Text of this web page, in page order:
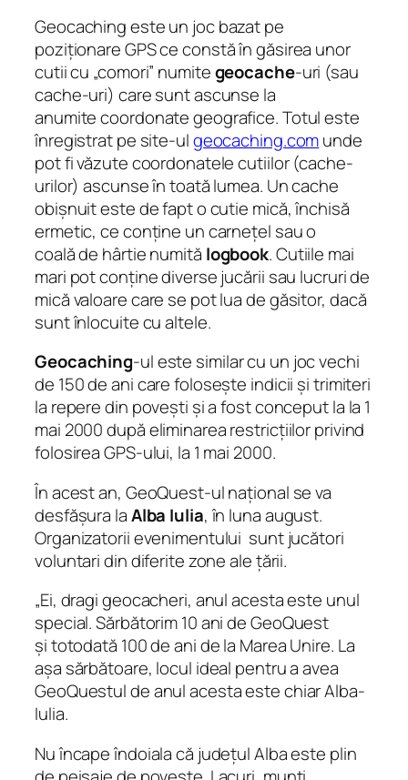
Geocaching este un joc bazat pe
poziționare GPS ce constă în găsirea unor
cutii cu „comori” numitegeocache-uri (sau
cache-uri) care sunt ascunse la
anumite coordonate geografice. Totul este
înregistrat pe site-ulgeocaching.comunde
pot fi văzute coordonatele cutiilor (cache-
urilor) ascunse în toată lumea. Un cache
obișnuit este de fapt o cutie mică, închisă
ermetic, ce conține un carnețel sau o
coală de hârtie numită logbook. Cutiile mai
mari pot conține diverse jucării sau lucruri de
mică valoare care se pot lua de găsitor, dacă
sunt înlocuite cu altele.
Geocaching-ul este similar cu un joc vechi
de 150 de ani care folosește indicii și trimiteri
la repere din povești și a fost conceput la la 1
mai 2000 după eliminarea restricțiilor privind
folosirea GPS-ului, la 1 mai 2000.
În acest an, GeoQuest-ul național se va
desfășura laAlba Iulia, în luna august.
Organizatorii evenimentului sunt jucători
voluntari din diferite zone ale țării.
„Ei, dragi geocacheri, anul acesta este unul
special. Sărbătorim 10 ani de GeoQuest
și totodată 100 de ani de la Marea Unire. La
așa sărbătoare, locul ideal pentru a avea
GeoQuestul de anul acesta este chiar Alba-
Iulia.
Nu încape îndoiala că județul Alba este plin